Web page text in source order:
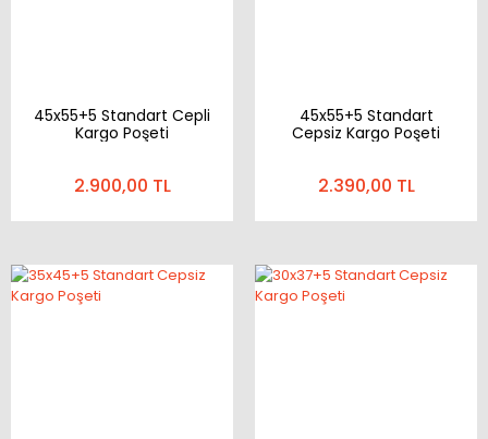
45x55+5 Standart Cepli
Kargo Poşeti
2.900,00 TL
45x55+5 Standart
Cepsiz Kargo Poşeti
2.390,00 TL